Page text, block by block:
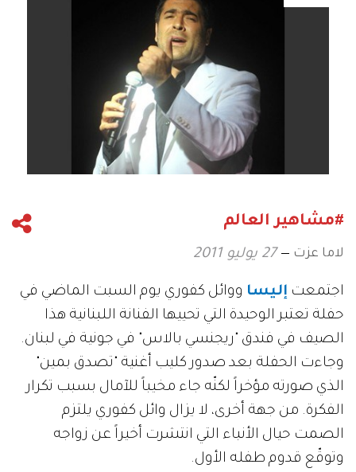
#مشاهير العالم
لاما عزت 27 يوليو 2011
اجتمعت إليسا ووائل كفوري يوم السبت الماضي في
حفلة تعتبر الوحيدة التي تحييها الفنانة اللبنانية هذا
الصيف في فندق "ريجنسي بالاس" في جونية في لبنان.
وجاءت الحفلة بعد صدور كليب أغنية "تصدق بمين"
الذي صورته مؤخراً لكنّه جاء مخيباً للآمال بسبب تكرار
الفكرة. من جهة أخرى، لا يزال وائل كفوري يلتزم
الصمت حيال الأنباء التي انتشرت أخيراً عن زواجه
وتوقّع قدوم طفله الأول.